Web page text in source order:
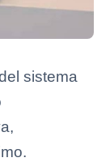
sistema